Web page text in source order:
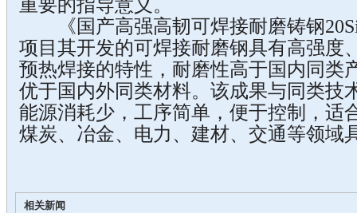
重要的指导意义。
《国产高强高韧可焊接耐磨铸钢
项目其开发的可焊接耐磨钢具有高强度
预热焊接的特性，耐磨性高于国内同类
优于国内外同类材料。该成果与同类技
能源消耗少，工序简单，便于控制，适
煤炭、冶金、电力、建材、交通等领域
相关新闻